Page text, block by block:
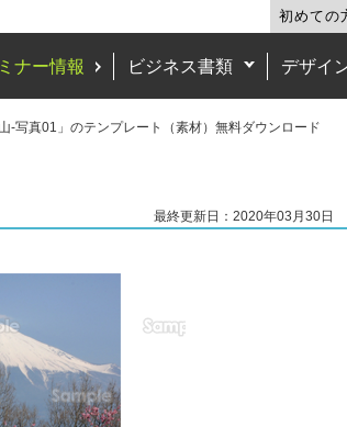
初めての
ナー情報 ビジネス書類 デザイ
山-写真01」のテンプレート（素材）無料ダウンロード
最終更新日：2020年03月30日